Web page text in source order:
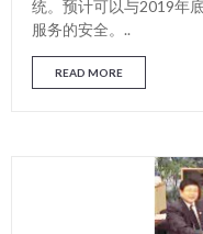
统。预计可以与2019年
服务的安全。..
READ MORE